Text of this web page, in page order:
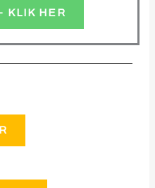
KLIK HER